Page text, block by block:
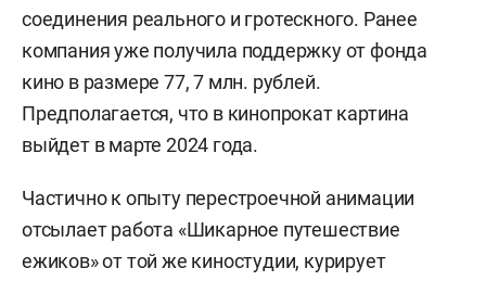
соединения реального и гротескного. Ранее
компания уже получила поддержку от фонда
кино в размере 77, 7 млн. рублей.
Предполагается, что в кинопрокат картина
выйдет в марте 2024 года.
Частично к опыту перестроечной анимации
отсылает работа «Шикарное путешествие
ежиков» от той же киностудии, курирует